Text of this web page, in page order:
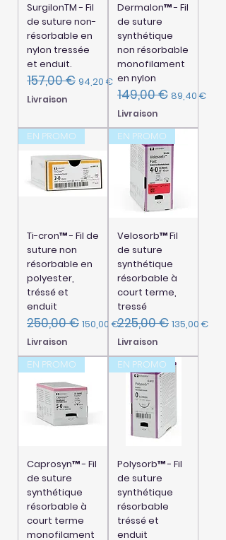
SurgilonTM - Fil
de suture non-
résorbable en
nylon tressée
et enduit.
Prix original
157,00 € Prix promotionnel
94,20 €
Livraison
Dermalon™ - Fil
de suture
synthétique
non résorbable
monofilament
en nylon
Prix original
149,00 € Prix
89,40 €
Livraison
EN PROMO
Ti-cron™ - Fil de
suture non
résorbable en
polyester,
tréssé et
enduit
Prix original
250,00 € Prix promotionnel
150,00 €
Livraison
EN PROMO
Velosorb™ Fil
de suture
synthétique
résorbable à
court terme,
tressé
Prix original
225,00 € Prix
135,00 €
Livraison
EN PROMO
Caprosyn™ - Fil
de suture
synthétique
résorbable à
court terme
monofilament
EN PROMO
Polysorb™ - Fil
de suture
synthétique
résorbable
tréssé et
enduit